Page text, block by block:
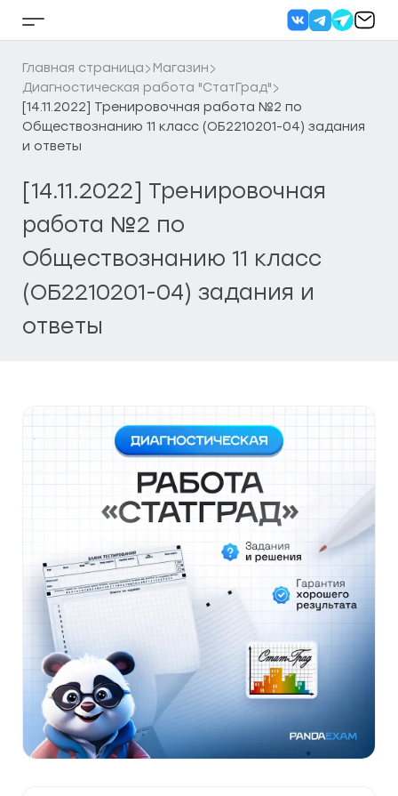
Кнопка
бокового
меню
Главная страница
Магазин
Диагностическая работа "СтатГрад"
[14.11.2022] Тренировочная работа №2 по
Обществознанию 11 класс (ОБ2210201-04) задания
и ответы
[14.11.2022] Тренировочная
работа №2 по
Обществознанию 11 класс
(ОБ2210201-04) задания и
ответы